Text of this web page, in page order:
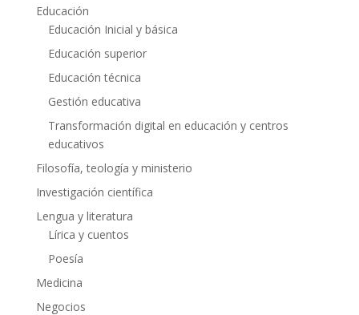
Educación
Educación Inicial y básica
Educación superior
Educación técnica
Gestión educativa
Transformación digital en educación y centros
educativos
Filosofía, teología y ministerio
Investigación científica
Lengua y literatura
Lírica y cuentos
Poesía
Medicina
Negocios